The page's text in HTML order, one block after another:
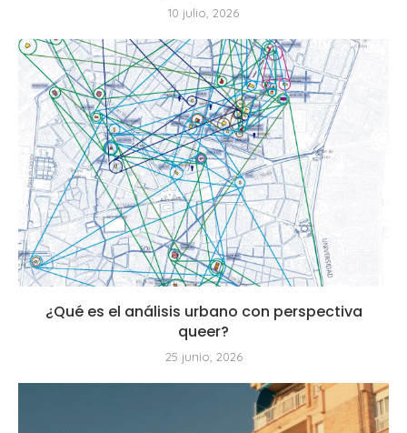
10 julio, 2026
¿Qué es el análisis urbano con perspectiva
queer?
25 junio, 2026